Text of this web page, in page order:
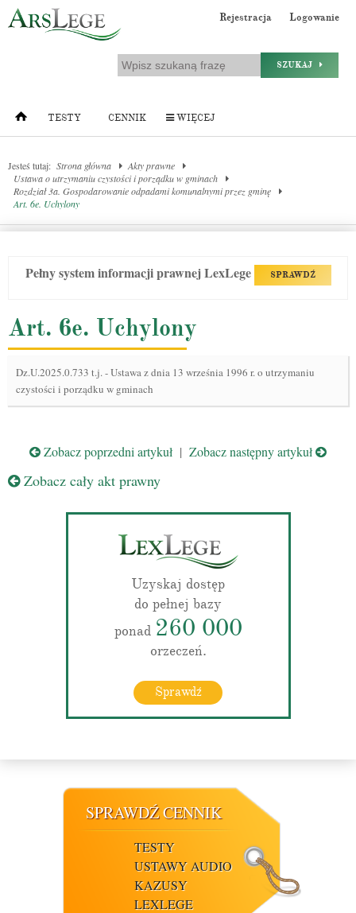
Rejestracja Logowanie
SZUKAJ
TESTY CENNIK WIĘCEJ
Jesteś tutaj: Strona główna
Akty prawne
Ustawa o utrzymaniu czystości i porządku w gminach
Rozdział 3a. Gospodarowanie odpadami komunalnymi przez gminę
Art. 6e. Uchylony
Pełny system informacji prawnej LexLege SPRAWDŹ
Art. 6e. Uchylony
Dz.U.2025.0.733 t.j.-Ustawa z dnia 13 września 1996 r. o utrzymaniu
czystości i porządku w gminach
Zobacz poprzedni artykuł | Zobacz następny artykuł
Zobacz cały akt prawny
Uzyskaj dostęp
do pełnej bazy
ponad 260 000
orzeczeń.
Sprawdź
SPRAWDŹ CENNIK
TESTY
USTAWY AUDIO
KAZUSY
LEXLEGE